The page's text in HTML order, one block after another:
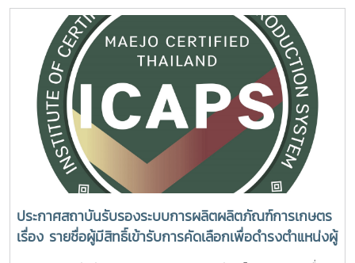
ประกาศสถาบันรับรองระบบการผลิตผลิตภัณฑ์การเกษตร
เรื่อง รายชื่อผู้มีสิทธิ์เข้ารับการคัดเลือกเพื่อดำรงตำแหน่งผู้
อำนวยการสถาบันรับรองระบบการผลิตผลิตภัณฑ์